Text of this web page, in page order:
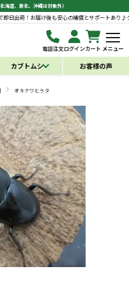
道、東北、沖縄は対象外）
クワガタ工房 虫
後も安心の補償とサポートあり♪
電話注文ログインカート メニュー
カブトムシ お客様の声
オキナワヒラタ